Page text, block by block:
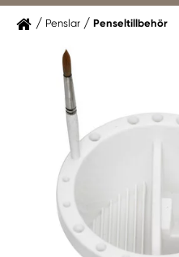
Penslar Penseltillbehör